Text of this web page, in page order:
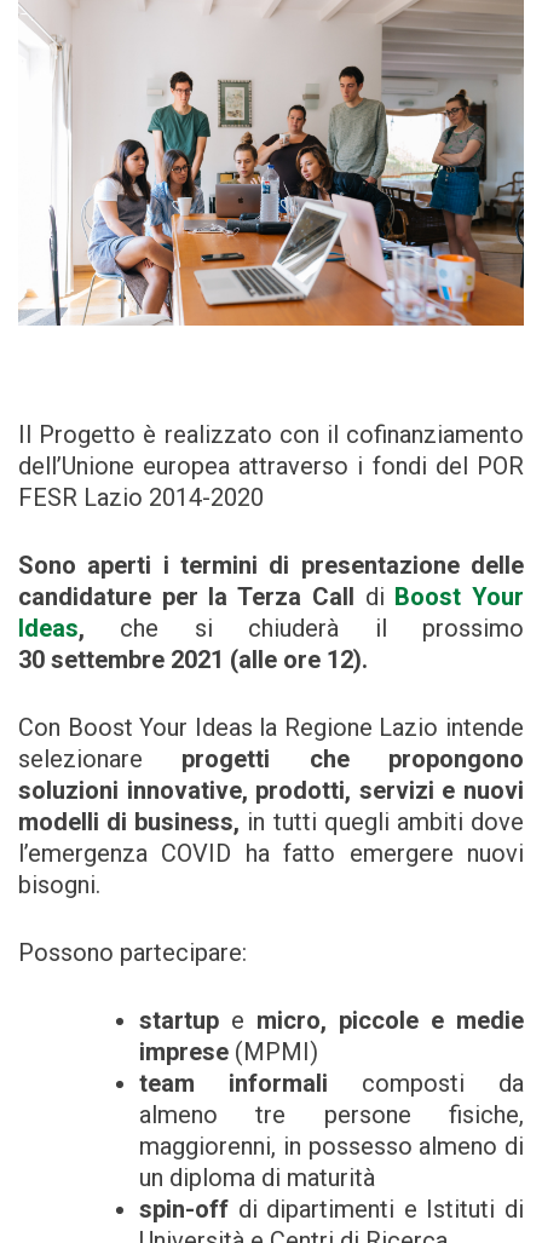
Il Progetto è realizzato con il cofinanziamento
dell’Unione europea attraverso i fondi del POR
FESR Lazio 2014-2020
Sono aperti i termini di presentazione delle
candidature per la Terza Call di Boost Your
Ideas, che si chiuderà il prossimo
30 settembre 2021 (alle ore 12).
Con Boost Your Ideas la Regione Lazio intende
selezionare progetti che propongono
soluzioni innovative, prodotti, servizi e nuovi
modelli di business, in tutti quegli ambiti dove
l’emergenza COVID ha fatto emergere nuovi
bisogni.
Possono partecipare:
startup e micro, piccole e medie
imprese (MPMI)
team informali composti da
almeno tre persone fisiche,
maggiorenni, in possesso almeno di
un diploma di maturità
spin-off di dipartimenti e Istituti di